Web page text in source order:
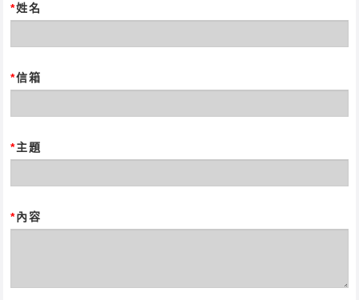
*姓名
*信箱
*主題
*內容